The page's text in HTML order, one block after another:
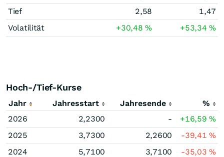
Tief
2,58
1,47
Volatilität
+30,48% +53,34%
Hoch-/Tief-Kurse
Jahr Jahresstart Jahresende
%
2026
2,2300 - +16,59%
2025
3,7300 2,2600 -39,41%
2024
5,7100 3,7100 -35,03%